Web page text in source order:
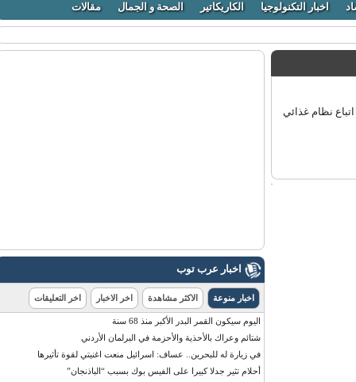
اخبار التكنولوجيا الكاريكاتير الصحة و الجمال مقالات
نظام غذائي
اخبار عرب توب
اخبار منوعة الاكثر مشاهدة اخر الاخبار اخر التعليقات
اليوم سيكون القمر البدر الأكبر منذ 68 سنة
شتائم وعراك بالأحذية والأحزمة في البرلمان الأردني
في زيارة له للبحرين.. عساف: اسرائيل منعت اغنيتي لقوة تأثيرها
أحلام تثير جدلا كبيرا على الفيس بوك بسبب “الباذنجان”